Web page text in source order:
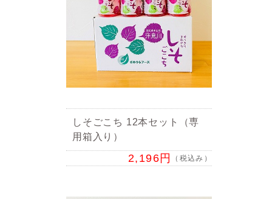
しそごこち 12本セット（専
用箱入り）
2,196円 （税込み）